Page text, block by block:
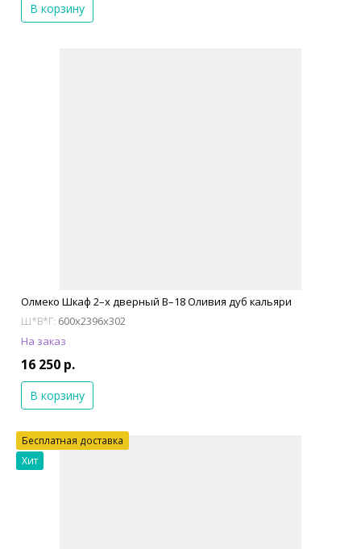
В корзину
Олмеко Шкаф 2–х дверный В–18 Оливия дуб кальяри
Ш*В*Г: 600x2396x302
На заказ
16 250 р.
В корзину
Хит
Бесплатная доставка